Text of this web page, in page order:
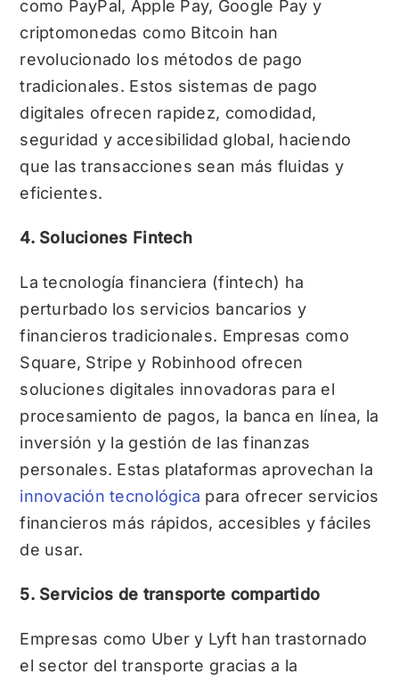
como PayPal, Apple Pay, Google Pay y
criptomonedas como Bitcoin han
revolucionado los métodos de pago
tradicionales. Estos sistemas de pago
digitales ofrecen rapidez, comodidad,
seguridad y accesibilidad global, haciendo
que las transacciones sean más fluidas y
eficientes.
4. Soluciones Fintech
La tecnología financiera (fintech) ha
perturbado los servicios bancarios y
financieros tradicionales. Empresas como
Square, Stripe y Robinhood ofrecen
soluciones digitales innovadoras para el
procesamiento de pagos, la banca en línea, la
inversión y la gestión de las finanzas
personales. Estas plataformas aprovechan la
innovación tecnológica para ofrecer servicios
financieros más rápidos, accesibles y fáciles
de usar.
5. Servicios de transporte compartido
Empresas como Uber y Lyft han trastornado
el sector del transporte gracias a la